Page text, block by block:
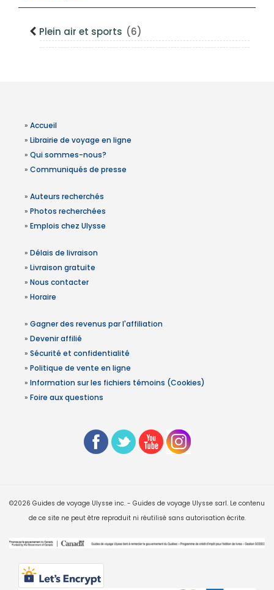
Plein air et sports (6)
» Accueil
» Librairie de voyage en ligne
» Qui sommes-nous?
» Communiqués de presse
» Auteurs recherchés
» Photos recherchées
» Emplois chez Ulysse
» Délais de livraison
» Livraison gratuite
» Nous contacter
» Horaire
» Gagner des revenus par l'affiliation
» Devenir affilié
» Sécurité et confidentialité
» Politique de vente en ligne
» Information sur les fichiers témoins (Cookies)
» Foire aux questions
©2026 Guides de voyage Ulysse inc. - Guides de voyage Ulysse sarl. Le contenu
de ce site ne peut être reproduit ni réutilisé sans autorisation écrite.